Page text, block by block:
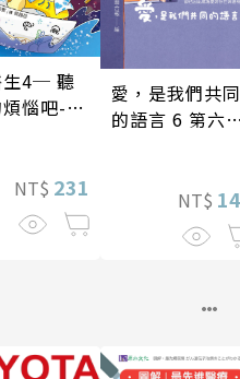
生4─ 聽
惱吧-假
NT$ 231
愛，是我們共同
的語言 6 第六
NT$